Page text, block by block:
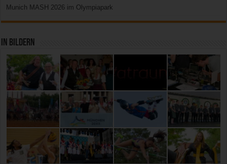
Munich MASH 2026 im Olympiapark
In Bildern